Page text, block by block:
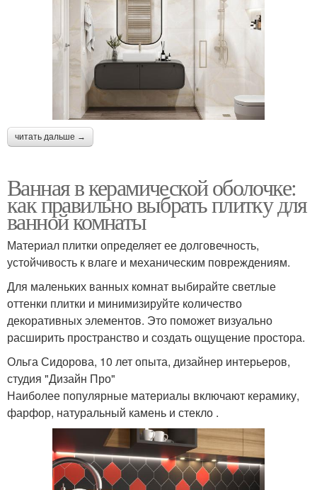
читать дальше →
Ванная в керамической оболочке:
как правильно выбрать плитку для
ванной комнаты
Материал плитки определяет ее долговечность,
устойчивость к влаге и механическим повреждениям.
Для маленьких ванных комнат выбирайте светлые
оттенки плитки и минимизируйте количество
декоративных элементов. Это поможет визуально
расширить пространство и создать ощущение простора.
Ольга Сидорова, 10 лет опыта, дизайнер интерьеров,
студия "Дизайн Про"
Наиболее популярные материалы включают керамику,
фарфор, натуральный камень и стекло .